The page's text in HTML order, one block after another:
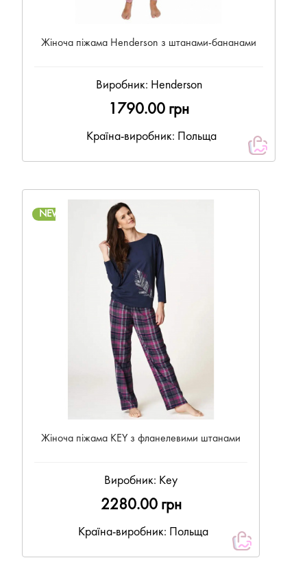
Жіноча піжама Henderson з штанами-бананами
Виробник: Henderson
1790.00 грн
Країна-виробник: Польща
NEW
Жіноча піжама KEY з фланелевими штанами
Виробник: Key
2280.00 грн
Країна-виробник: Польща